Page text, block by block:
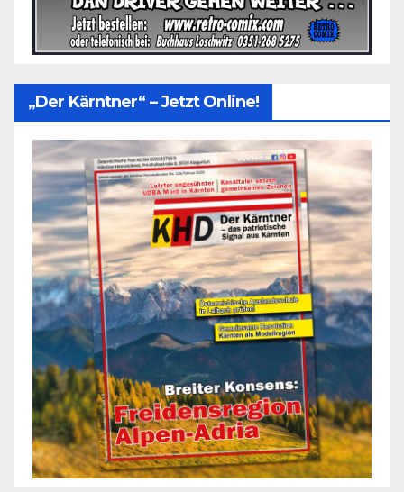
„Der Kärntner“ – Jetzt Online!